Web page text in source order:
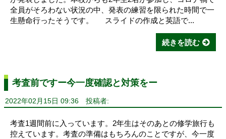
全員がそろわない状況の中、発表の練習を限られた時間で一
生懸命行ったそうです。 スライドの作成と英語で...
続きを読む
考査前ですー今一度確認と対策をー
2022年02月15日 09:36 投稿者:
考査1週間前に入っています。2年生はそのあとの修学旅行も
控えています。考査の準備はもちろんのことですが、今一度